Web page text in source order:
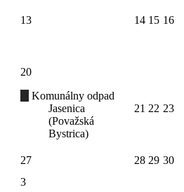
13 14 15 16
20
Komunálny odpad
Jasenica
(Považská
Bystrica)
21 22 23
27 28 29 30
3